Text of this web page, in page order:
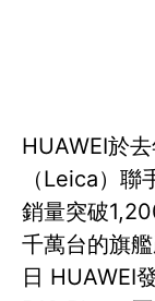
HUAWEI於
（Leica）
銷量突破
千萬台的旗
日 HUAWEI